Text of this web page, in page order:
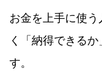
お金を上手に使
く「納得できる
す。